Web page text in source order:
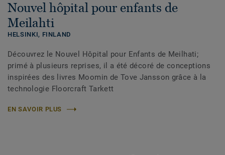
Nouvel hôpital pour enfants de
Meilahti
HELSINKI, FINLAND
Découvrez le Nouvel Hôpital pour Enfants de Meilhati;
primé à plusieurs reprises, il a été décoré de conceptions
inspirées des livres Moomin de Tove Jansson grâce à la
technologie Floorcraft Tarkett
EN SAVOIR PLUS